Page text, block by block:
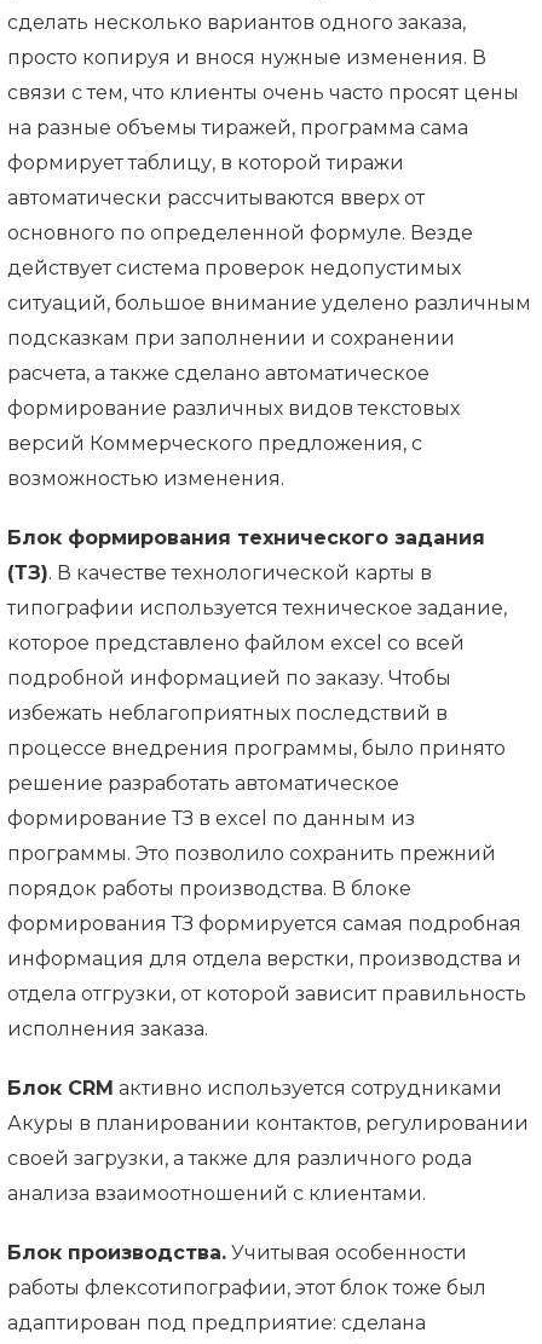
сделать несколько вариантов одного заказа,
просто копируя и внося нужные изменения. В
связи с тем, что клиенты очень часто просят цены
на разные объемы тиражей, программа сама
формирует таблицу, в которой тиражи
автоматически рассчитываются вверх от
основного по определенной формуле. Везде
действует система проверок недопустимых
ситуаций, большое внимание уделено различным
подсказкам при заполнении и сохранении
расчета, а также сделано автоматическое
формирование различных видов текстовых
версий Коммерческого предложения, с
возможностью изменения.
Блок формирования технического задания
(ТЗ). В качестве технологической карты в
типографии используется техническое задание,
которое представлено файлом excel со всей
подробной информацией по заказу. Чтобы
избежать неблагоприятных последствий в
процессе внедрения программы, было принято
решение разработать автоматическое
формирование ТЗ в excel по данным из
программы. Это позволило сохранить прежний
порядок работы производства. В блоке
формирования ТЗ формируется самая подробная
информация для отдела верстки, производства и
отдела отгрузки, от которой зависит правильность
исполнения заказа.
Блок CRM активно используется сотрудниками
Акуры в планировании контактов, регулировании
своей загрузки, а также для различного рода
анализа взаимоотношений с клиентами.
Блок производства. Учитывая особенности
работы флексотипографии, этот блок тоже был
адаптирован под предприятие: сделана